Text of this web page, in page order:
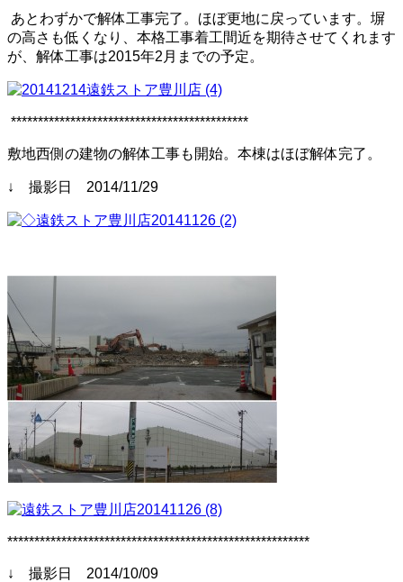
あとわずかで解体工事完了。ほぼ更地に戻っています。塀
の高さも低くなり、本格工事着工間近を期待させてくれます
が、解体工事は2015年2月までの予定。
********************************************
敷地西側の建物の解体工事も開始。本棟はほぼ解体完了。
↓ 撮影日 2014/11/29
********************************************************
↓ 撮影日 2014/10/09